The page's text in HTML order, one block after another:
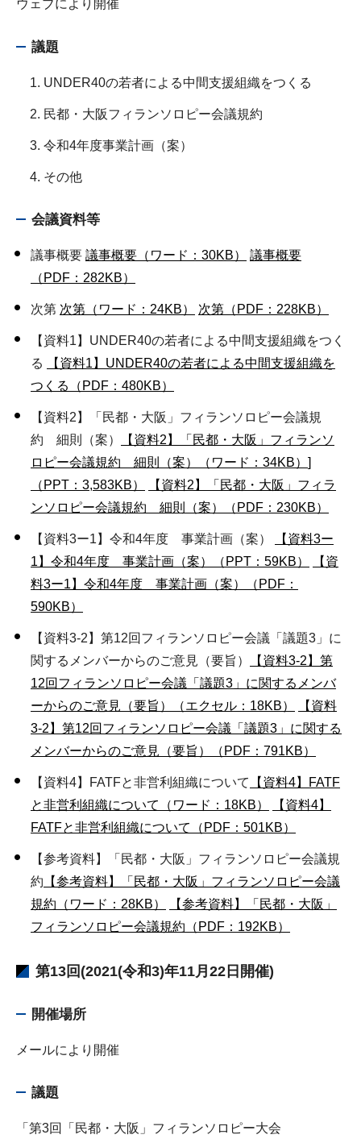
ウェブにより開催
議題
UNDER40の若者による中間支援組織をつくる
民都・大阪フィランソロピー会議規約
令和4年度事業計画（案）
その他
会議資料等
議事概要 議事概要（ワード：30KB）
議事概要
（PDF：282KB）
次第 次第（ワード：24KB） 次第（PDF：228KB）
【資料1】UNDER40の若者による中間支援組織をつく
る
【資料1】UNDER40の若者による中間支援組織を
つくる（PDF：480KB）
【資料2】「民都・大阪」フィランソロピー会議規
約 細則（案）
【資料2】「民都・大阪」フィランソ
ロピー会議規約 細則（案）（ワード：34KB） ]
（PPT：3,583KB）
【資料2】「民都・大阪」フィラ
ンソロピー会議規約 細則（案）（PDF：230KB）
【資料3ー1】令和4年度 事業計画（案）
【資料3ー
1】令和4年度 事業計画（案）（PPT：59KB）
【資
料3ー1】令和4年度 事業計画（案）（PDF：
590KB）
【資料3-2】第12回フィランソロピー会議「議題3」に
関するメンバーからのご意見（要旨）
【資料3-2】第
12回フィランソロピー会議「議題3」に関するメンバ
ーからのご意見（要旨）（エクセル：18KB）
【資料
3-2】第12回フィランソロピー会議「議題3」に関する
メンバーからのご意見（要旨）（PDF：791KB）
【資料4】FATFと非営利組織について
【資料4】FATF
と非営利組織について（ワード：18KB）
【資料4】
FATFと非営利組織について（PDF：501KB）
【参考資料】「民都・大阪」フィランソロピー会議規
約 【参考資料】「民都・大阪」フィランソロピー会議
規約（ワード：28KB）
【参考資料】「民都・大阪」
フィランソロピー会議規約（PDF：192KB）
第13回(2021(令和3)年11月22日開催)
開催場所
メールにより開催
議題
「第3回「民都・大阪」フィランソロピー大会